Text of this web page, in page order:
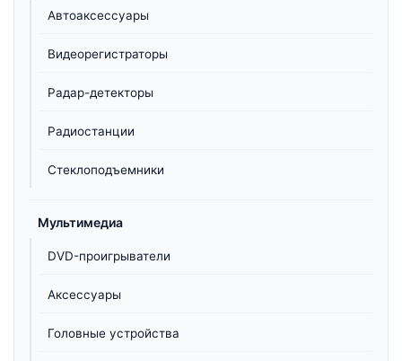
Автоаксессуары
Видеорегистраторы
Радар-детекторы
Радиостанции
Стеклоподъемники
Мультимедиа
DVD-проигрыватели
Аксессуары
Головные устройства